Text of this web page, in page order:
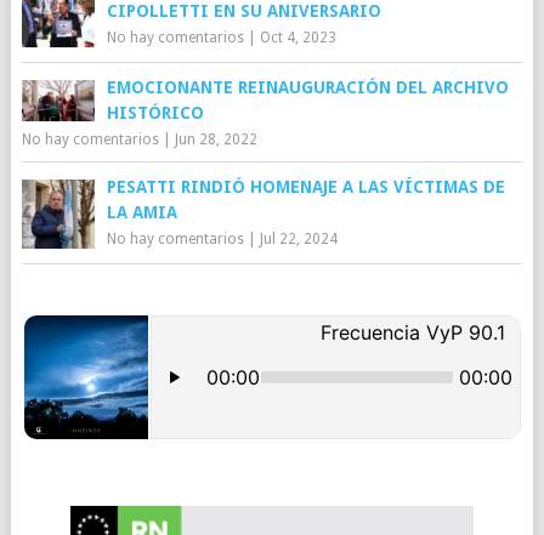
CIPOLLETTI EN SU ANIVERSARIO
No hay comentarios| Oct 4, 2023
EMOCIONANTE REINAUGURACIÓN DEL ARCHIVO
HISTÓRICO
No hay comentarios| Jun 28, 2022
PESATTI RINDIÓ HOMENAJE A LAS VÍCTIMAS DE
LA AMIA
No hay comentarios| Jul 22, 2024